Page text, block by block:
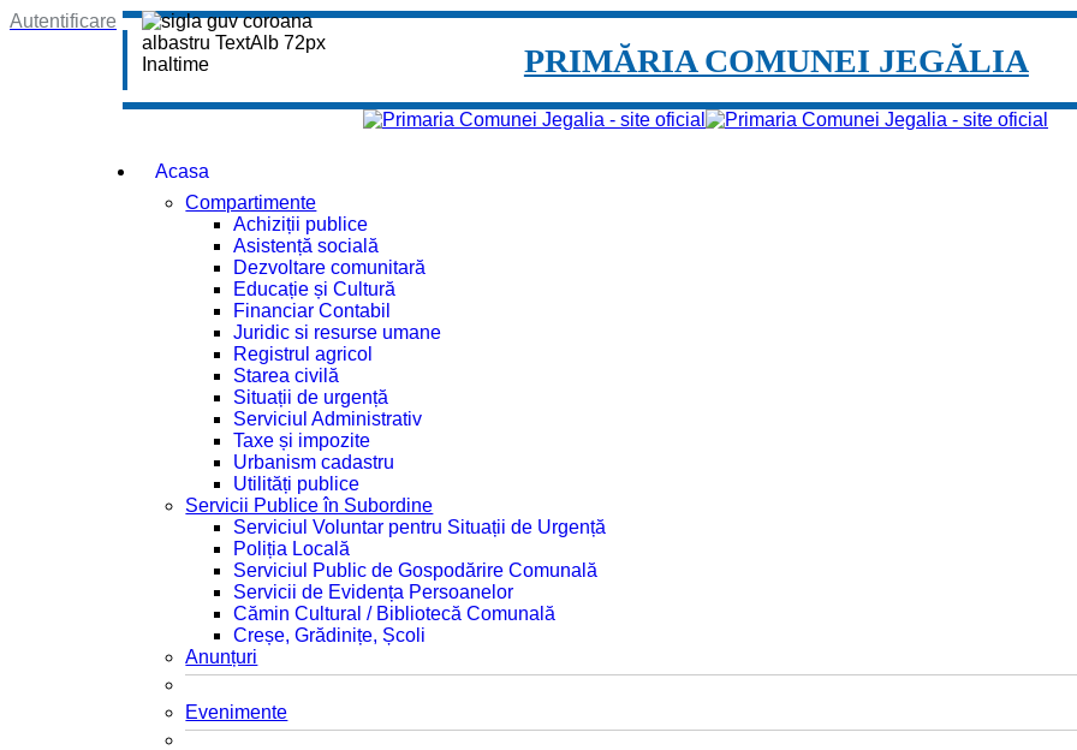
Autentificare
PRIMĂRIA COMUNEI JEGĂLIA
Acasa
Compartimente
Achiziții publice
Asistență socială
Dezvoltare comunitară
Educație și Cultură
Financiar Contabil
Juridic si resurse umane
Registrul agricol
Starea civilă
Situații de urgență
Serviciul Administrativ
Taxe și impozite
Urbanism cadastru
Utilități publice
Servicii Publice în Subordine
Serviciul Voluntar pentru Situații de Urgență
Poliția Locală
Serviciul Public de Gospodărire Comunală
Servicii de Evidența Persoanelor
Cămin Cultural / Bibliotecă Comunală
Creșe, Grădinițe, Școli
Anunțuri
Evenimente